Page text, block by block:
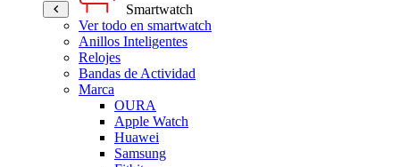
Smartwatch
Ver todo en smartwatch
Anillos Inteligentes
Relojes
Bandas de Actividad
Marca
OURA
Apple Watch
Huawei
Samsung